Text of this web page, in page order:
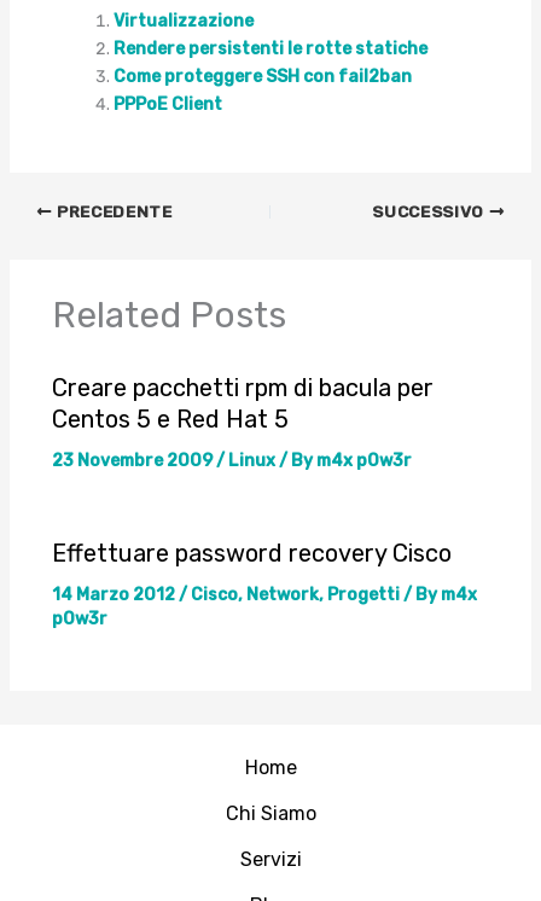
Virtualizzazione
Rendere persistenti le rotte statiche
Come proteggere SSH con fail2ban
PPPoE Client
PRECEDENTE SUCCESSIVO
Related Posts
Creare pacchetti rpm di bacula per
Centos 5 e Red Hat 5
23 Novembre 2009/ Linux/ Bym4x p0w3r
Effettuare password recovery Cisco
14 Marzo 2012/ Cisco, Network, Progetti/ Bym4x
p0w3r
Home
Chi Siamo
Servizi